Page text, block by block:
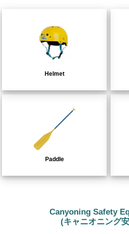
Helmet
Paddle
Canyoning Safety
(キャニオニング